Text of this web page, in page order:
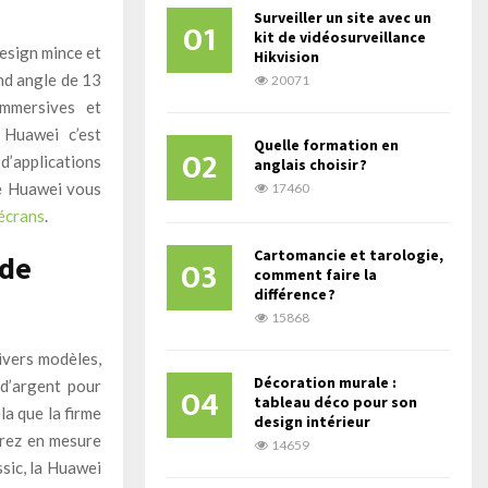
mince et
angle de 13
et
c’est
vous
modèles,
pour
que la firme
en mesure
la Huawei
01
Surveiller un site avec un
kit de vidéosurveillance
Hikvision
20071
02
Quelle formation en
anglais choisir ?
17460
03
Cartomancie et tarologie,
comment faire la
différence ?
15868
04
Décoration murale :
tableau déco pour son
design intérieur
14659